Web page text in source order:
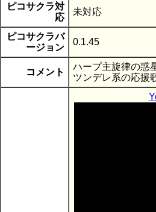
ピコサクラ対
応
未対応
ピコサクラバ
ージョン
0.1.45
コメント
ハープ主旋律の惑
ツンデレ系の応援